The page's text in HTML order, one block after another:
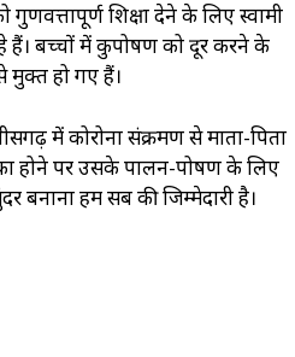
शिक्षा देने के लिए स्वामी
हैं। बच्चों में कुपोषण को दूर करने के
मुक्त हो गए हैं।
में कोरोना संक्रमण से माता-पिता
होने पर उसके पालन-पोषण के लिए
बनाना हम सब की जिम्मेदारी है।